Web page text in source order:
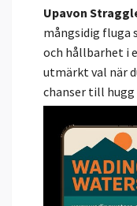
Upavon
mångsidig fluga
och hållbarhet i
utmärkt val när
chanser till hugg